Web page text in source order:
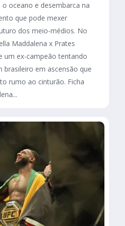
oceano e desembarca na
que pode mexer
dos meio-médios. No
Maddalena x Prates
um ex-campeão tentando
brasileiro em ascensão que
rumo ao cinturão. Ficha